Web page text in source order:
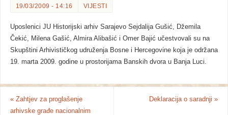
19/03/2009 - 14:16 VIJESTI
Uposlenici JU Historijski arhiv Sarajevo Sejdalija Gušić, Džemila
Čekić, Milena Gašić, Almira Alibašić i Omer Bajić učestvovali su na
Skupštini Arhivističkog udruženja Bosne i Hercegovine koja je održana
19. marta 2009. godine u prostorijama Banskih dvora u Banja Luci.
«Zahtjev za proglašenje
arhivske građe nacionalnim
Deklaracija o saradnji»